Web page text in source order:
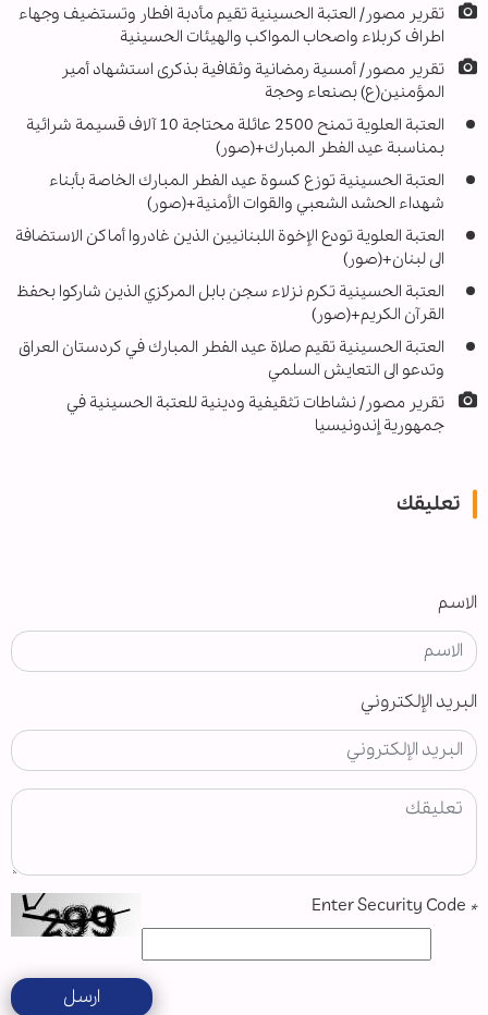
تقرير مصور/ العتبة الحسينية تقيم مأدبة افطار وتستضيف وجهاء
اطراف كربلاء واصحاب المواكب والهيئات الحسينية
تقرير مصور/ أمسية رمضانية وثقافية بذكرى استشهاد أمير
المؤمنين(ع) بصنعاء وحجة
العتبة العلوية تمنح 2500 عائلة محتاجة 10 آلاف قسيمة شرائية
بمناسبة عيد الفطر المبارك+(صور)
العتبة الحسينية توزع كسوة عيد الفطر المبارك الخاصة بأبناء
شهداء الحشد الشعبي والقوات الأمنية+(صور)
العتبة العلوية تودع الإخوة اللبنانيين الذين غادروا أماكن الاستضافة
الى لبنان+(صور)
العتبة الحسينية تكرم نزلاء سجن بابل المركزي الذين شاركوا بحفظ
القرآن الكريم+(صور)
العتبة الحسينية تقيم صلاة عيد الفطر المبارك في كردستان العراق
وتدعو الى التعايش السلمي
تقرير مصور/ نشاطات تثقيفية ودينية للعتبة الحسينية في
جمهورية إندونيسيا
تعليقك
الاسم
البريد الإلكتروني
*
ارسل